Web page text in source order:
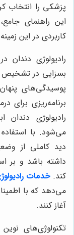
پزشکی را انتخاب
این راهنمای
کاربردی در این
رادیولوژی
بسزایی در تشخیص
پوسیدگی‌های
برنامه‌ریزی برای
رادیولوژی
می‌شود. با استفاده
دید کاملی از
داشته باشد و بر
کند.خدمات
می‌دهد که با
آغاز کنند.